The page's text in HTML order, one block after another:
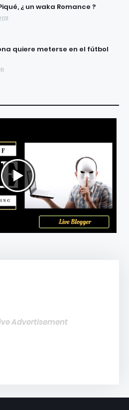
¿ un waka Romance ?
quiere meterse en el fútbol
Advertisement